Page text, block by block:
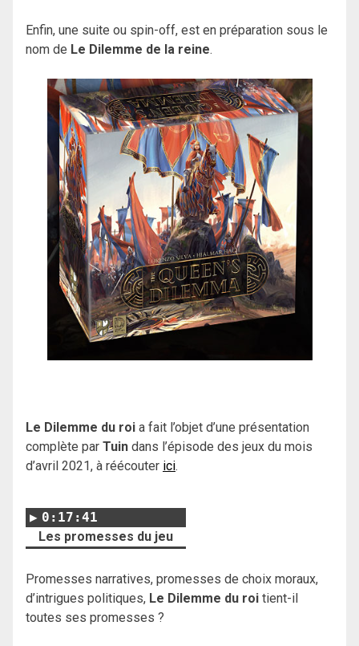
Enfin, une suite ou spin-off, est en préparation sous le
nom de Le Dilemme de la reine.
Le Dilemme du roi a fait l’objet d’une présentation
complète par Tuin dans l’épisode des jeux du mois
d’avril 2021, à réécouter ici.
0:17:41
Les promesses du jeu
Promesses narratives, promesses de choix moraux,
d’intrigues politiques, Le Dilemme du roi tient-il
toutes ses promesses ?